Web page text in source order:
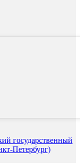
государственный
Петербург)